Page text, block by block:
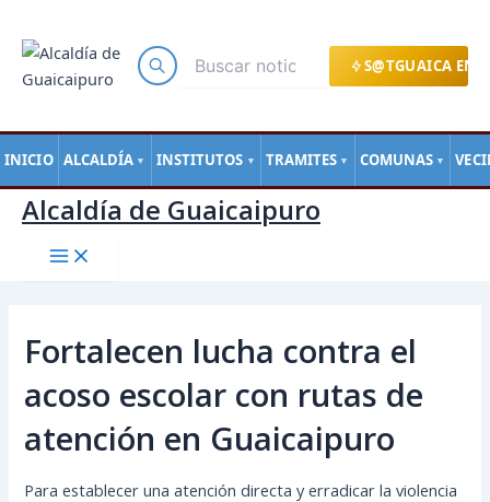
S@TGUAICA EN
INICIO ALCALDÍA ▼ INSTITUTOS ▼ TRAMITES ▼ COMUNAS ▼
contenido
Alcaldía de Guaicaipuro
Fortalecen lucha contra el
acoso escolar con rutas de
atención en Guaicaipuro
Para establecer una atención directa y erradicar la violencia
de
entradas